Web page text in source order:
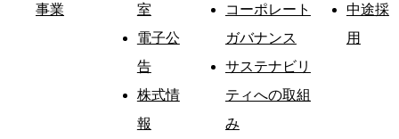
事業
室
電子公
告
株式情
報
コーポレート
ガバナンス
サステナビリ
ティへの取組
み
中途採
用